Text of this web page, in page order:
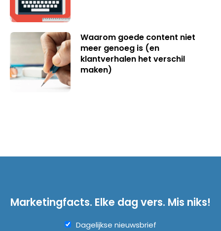
Waarom goede content niet
meer genoeg is (en
klantverhalen het verschil
maken)
Marketingfacts. Elke dag vers. Mis niks!
Dagelijkse nieuwsbrief